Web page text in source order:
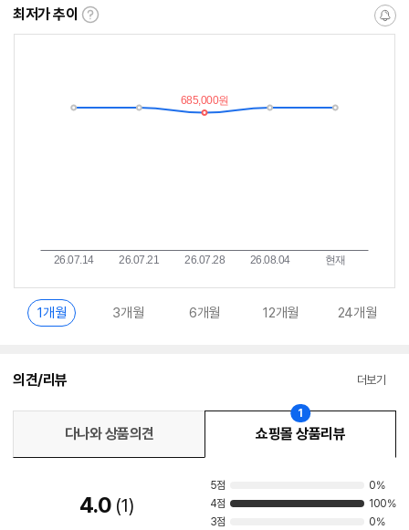
최저가 추이
최
란?
알
1개월 3개월 6개월 12개월 24개월
의견/리뷰 더보기
다나와 상품의견 쇼핑몰 상품리뷰
1
4.0 1
5점
0%
4점
100%
3점
0%